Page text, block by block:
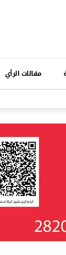
مقالات الرأي